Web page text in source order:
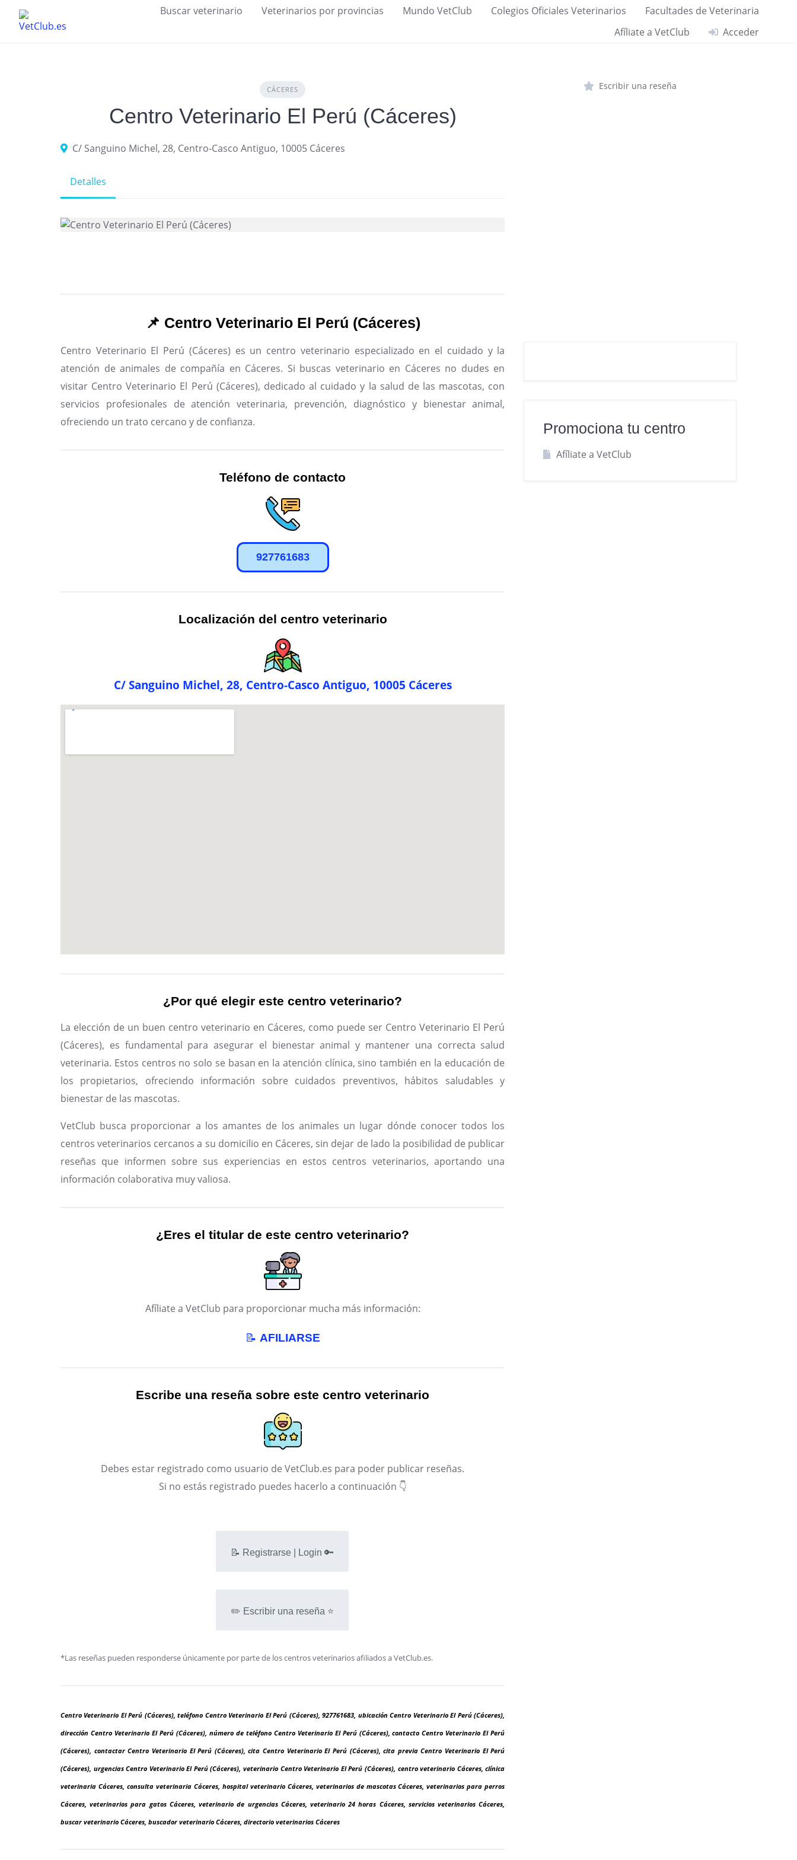
Buscar veterinario Veterinarios por provincias Mundo VetClub Colegios Oficiales Veterinarios
Facultades de Veterinaria
Afíliate a VetClub
Acceder
CÁCERES
Centro Veterinario El Perú (Cáceres)
C/ Sanguino Michel, 28, Centro-Casco Antiguo, 10005 Cáceres
Detalles
📌 Centro Veterinario El Perú (Cáceres)
Centro Veterinario El Perú (Cáceres) es un centro veterinario especializado en el cuidado y la
atención de animales de compañía en Cáceres. Si buscas veterinario en Cáceres no dudes en
visitar Centro Veterinario El Perú (Cáceres), dedicado al cuidado y la salud de las mascotas, con
servicios profesionales de atención veterinaria, prevención, diagnóstico y bienestar animal,
ofreciendo un trato cercano y de confianza.
Teléfono de contacto
927761683
Localización del centro veterinario
C/ Sanguino Michel, 28, Centro-Casco Antiguo, 10005 Cáceres
¿Por qué elegir este centro veterinario?
La elección de un buen centro veterinario en Cáceres, como puede ser Centro Veterinario El Perú
(Cáceres), es fundamental para asegurar el bienestar animal y mantener una correcta salud
veterinaria. Estos centros no solo se basan en la atención clínica, sino también en la educación de
los propietarios, ofreciendo información sobre cuidados preventivos, hábitos saludables y
bienestar de las mascotas.
VetClub busca proporcionar a los amantes de los animales un lugar dónde conocer todos los
centros veterinarios cercanos a su domicilio en Cáceres, sin dejar de lado la posibilidad de publicar
reseñas que informen sobre sus experiencias en estos centros veterinarios, aportando una
información colaborativa muy valiosa.
¿Eres el titular de este centro veterinario?
Afíliate a VetClub para proporcionar mucha más información:
📝 AFILIARSE
Escribe una reseña sobre este centro veterinario
Debes estar registrado como usuario de VetClub.es para poder publicar reseñas.
Si no estás registrado puedes hacerlo a continuación 👇
📝 Registrarse | Login 🔑
✏️ Escribir una reseña ⭐
*Las reseñas pueden responderse únicamente por parte de los centros veterinarios afiliados a VetClub.es.
Centro Veterinario El Perú (Cáceres), teléfono Centro Veterinario El Perú (Cáceres), 927761683, ubicación Centro Veterinario El Perú (Cáceres),
dirección Centro Veterinario El Perú (Cáceres), número de teléfono Centro Veterinario El Perú (Cáceres), contacto Centro Veterinario El Perú
(Cáceres), contactar Centro Veterinario El Perú (Cáceres), cita Centro Veterinario El Perú (Cáceres), cita previa Centro Veterinario El Perú
(Cáceres), urgencias Centro Veterinario El Perú (Cáceres), veterinario Centro Veterinario El Perú (Cáceres), centro veterinario Cáceres, clínica
veterinaria Cáceres, consulta veterinaria Cáceres, hospital veterinario Cáceres, veterinarios de mascotas Cáceres, veterinarios para perros
Cáceres, veterinarios para gatos Cáceres, veterinario de urgencias Cáceres, veterinario 24 horas Cáceres, servicios veterinarios Cáceres,
buscar veterinario Cáceres, buscador veterinario Cáceres, directorio veterinarios Cáceres
Escribir una reseña
Promociona tu centro
Afíliate a VetClub